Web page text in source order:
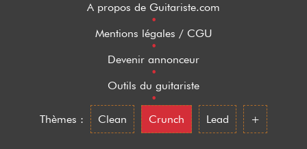
A propos de Guitariste.com
•
Mentions légales / CGU
•
Devenir annonceur
•
Outils du guitariste
•
Thèmes :
Clean Crunch Lead +